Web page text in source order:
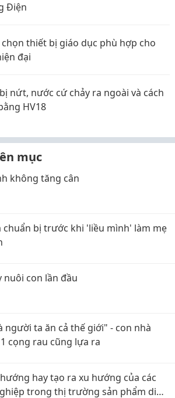
Điện
chọn thiết bị giáo dục phù hợp cho
đại
nứt, nước cứ chảy ra ngoài và cách
HV18
mục
không tăng cân
chuẩn bị trước khi 'liều mình' làm mẹ
nuôi con lần đầu
người ta ăn cả thế giới" - con nhà
cọng rau cũng lựa ra
hay tạo ra xu hướng của các
trong thị trường sản phẩm dinh